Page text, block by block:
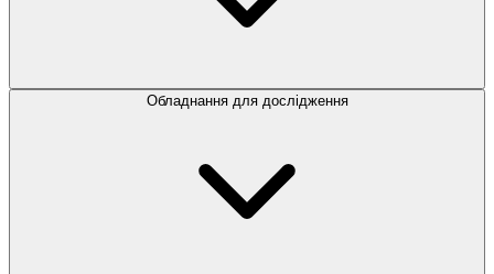
Обладнання для дослідження